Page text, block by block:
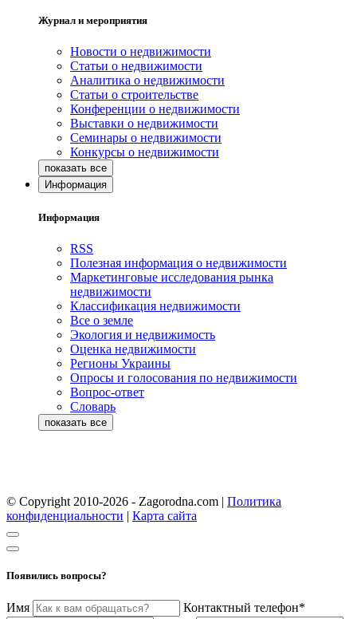
Журнал и мероприятия
Новости о недвижимости
Статьи о недвижимости
Аналитика о недвижимости
Статьи о строительстве
Конференции о недвижимости
Выставки о недвижимости
Семинары о недвижимости
Конкурсы о недвижимости
Информация
Информация
RSS
Полезная информация о недвижимости
Маркетинговые исследования рынка
недвижимости
Классификация недвижимости
Все о земле
Экология и недвижимость
Оценка недвижимости
Регионы Украины
Опросы и голосования по недвижимости
Вопрос-ответ
Словарь
© Copyright 2010-2026 - Zagorodna.com | Политика
конфиденциальности | Карта сайта
Появились вопросы?
Имя
Контактный телефон*